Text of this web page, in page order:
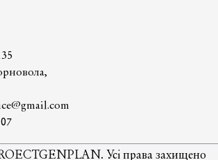
Усі права захищено